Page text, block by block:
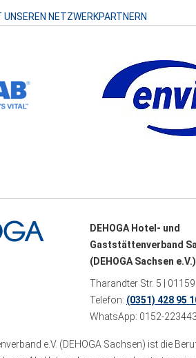
NETZWERKPARTNERN
DEHOGA Hotel- und
Gaststättenverband
(DEHOGA Sachsen e.V.)
Tharandter Str. 5 |
Telefon: (0351) 428 95
WhatsApp: 0152-
e.V. (DEHOGA Sachsen) ist die